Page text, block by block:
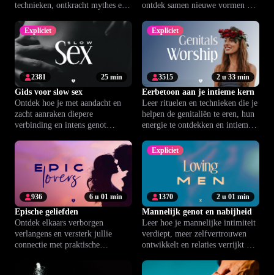
technieken, ontkracht mythes en
ontdek samen nieuwe vormen van
Expliciet
25 min
2381
Gids voor slow sex
Ontdek hoe je met aandacht en
zacht aanraken diepere
verbinding en intens genot
Expliciet
2 u 33 min
3515
Eerbetoon aan je intieme kern
Leer rituelen en technieken die je
helpen de genitaliën te eren, hun
energie te ontdekken en intiem
6 u 01 min
936
Epische geliefden
Ontdek elkaars verborgen
verlangens en versterk jullie
connectie met praktische
nabijheid.
Expliciet
2 u 01 min
1370
Mannelijk genot en nabijheid
Leer hoe je mannelijke intimiteit
verdiept, meer zelfvertrouwen
ontwikkelt en relaties verrijkt met